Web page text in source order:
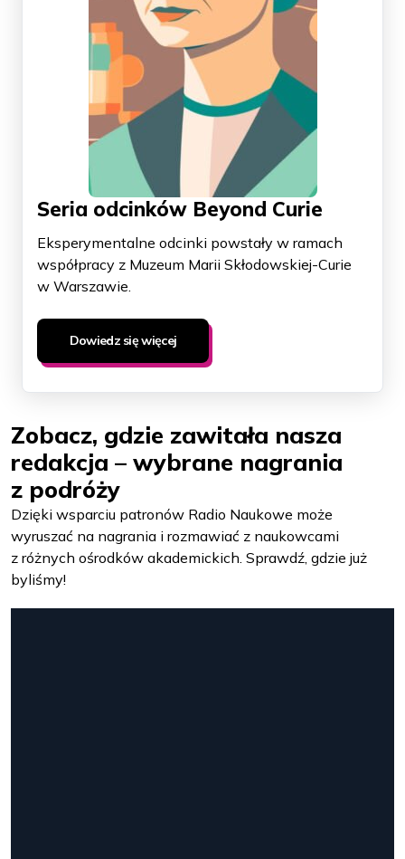
Seria odcinków Beyond Curie
Eksperymentalne odcinki powstały w ramach
współpracy z Muzeum Marii Skłodowskiej-Curie
w Warszawie.
Dowiedz się więcej
Zobacz, gdzie zawitała nasza
redakcja – wybrane nagrania
z podróży
Dzięki wsparciu patronów Radio Naukowe może
wyruszać na nagrania i rozmawiać z naukowcami
z różnych ośrodków akademickich. Sprawdź, gdzie już
byliśmy!